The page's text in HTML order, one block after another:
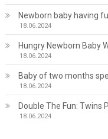
Newborn baby having
18.06.2024
Hungry Newborn Baby
18.06.2024
Baby of two months
18.06.2024
Double The Fun: Twins
18.06.2024